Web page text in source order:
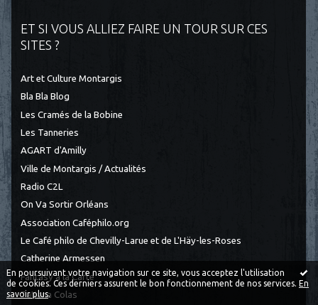
En poursuivant votre navigation sur ce site, vous acceptez l'utilisation
de cookies. Ces derniers assurent le bon fonctionnement de nos services. En
savoir plus.
ET SI VOUS ALLIEZ FAIRE UN TOUR SUR CES
SITES ?
Art et Culture Montargis
Bla Bla Blog
Les Cramés de la Bobine
Les Tanneries
AGART d'Amilly
Ville de Montargis / Actualités
Radio C2L
On Va Sortir Orléans
Association Caféphilo.org
Le Café philo de Chevilly-Larue et de L'Häy-les-Roses
Catherine Armessen
Fantasy à la Carte
Tatiana Colas